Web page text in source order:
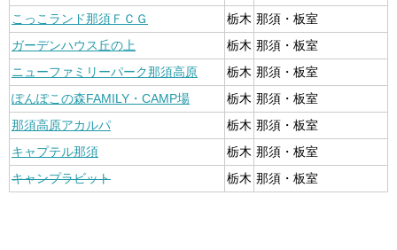
こっこランド那須ＦＣＧ 栃木 那須・板室
ガーデンハウス丘の上
栃木 那須・板室
ニューファミリーパーク那須高原
栃木 那須・板室
ぽんぽこの森FAMILY・CAMP場
栃木 那須・板室
那須高原アカルパ
栃木 那須・板室
キャプテル那須
栃木 那須・板室
キャンプラビット
栃木 那須・板室